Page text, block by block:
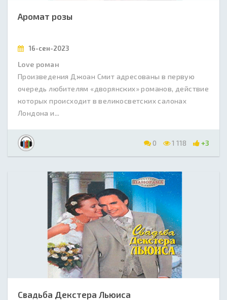
Аромат розы
16-сен-2023
Love роман
Произведения Джоан Смит адресованы в первую
очередь любителям «дворянских» романов, действие
которых происходит в великосветских салонах
Лондона и...
0 1 118 +3
Свадьба Декстера Льюиса